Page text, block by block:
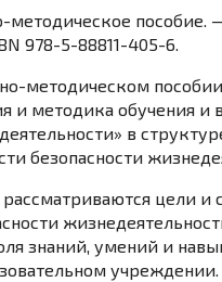
методическое
978-5-88811-405-6.
методическом
и методика обучения и
в
безопасности
цели и
знаний, умений и